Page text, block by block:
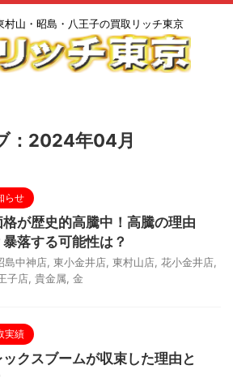
村山・昭島・八王子の買取リッチ東京
：2024年04月
らせ
格が歴史的高騰中！高騰の理由
暴落する可能性は？
島中神店 東小金井店 東村山店 花小金井店
子店 貴金属 金
実績
ックスブームが収束した理由と